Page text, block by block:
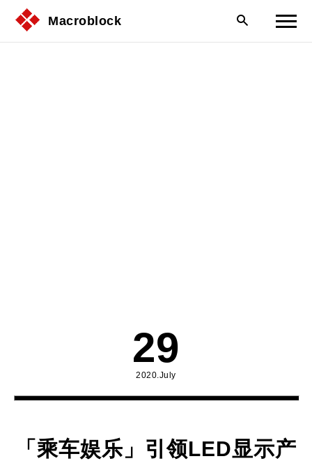
Macroblock
29
2020.July
「乘车娱乐」引领LED显示产